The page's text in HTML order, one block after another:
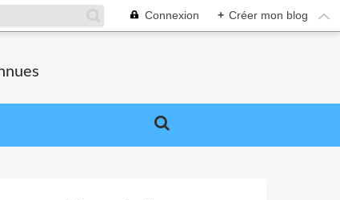
Connexion + Créer mon blog